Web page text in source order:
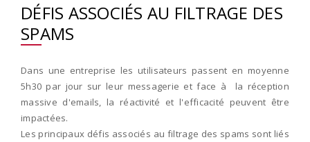
DÉFIS ASSOCIÉS AU FILTRAGE DES
SPAMS
Dans une entreprise les utilisateurs passent en moyenne
5h30 par jour sur leur messagerie et face à la réception
massive d'emails, la réactivité et l'efficacité peuvent être
impactées.
Les principaux défis associés au filtrage des spams sont liés